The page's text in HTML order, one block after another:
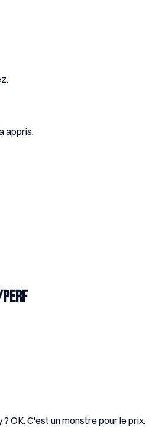
appris.
perf
OK. C'est un monstre pour le prix.